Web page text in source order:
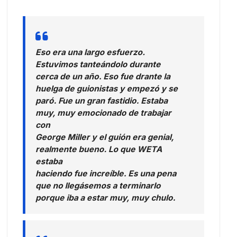
Eso era una largo esfuerzo.
Estuvimos tanteándolo durante
cerca de un año. Eso fue drante la
huelga de guionistas y empezó y se
paró. Fue un gran fastidio. Estaba
muy, muy emocionado de trabajar
con
George Miller y el guión era genial,
realmente bueno. Lo que WETA
estaba
haciendo fue increíble. Es una pena
que no llegásemos a terminarlo
porque iba a estar muy, muy chulo.